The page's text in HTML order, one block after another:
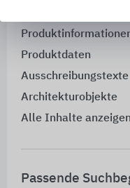
Produktdaten
Ausschreibungstexte
Architekturobjekte
Alle Inhalte anzeigen
Passende